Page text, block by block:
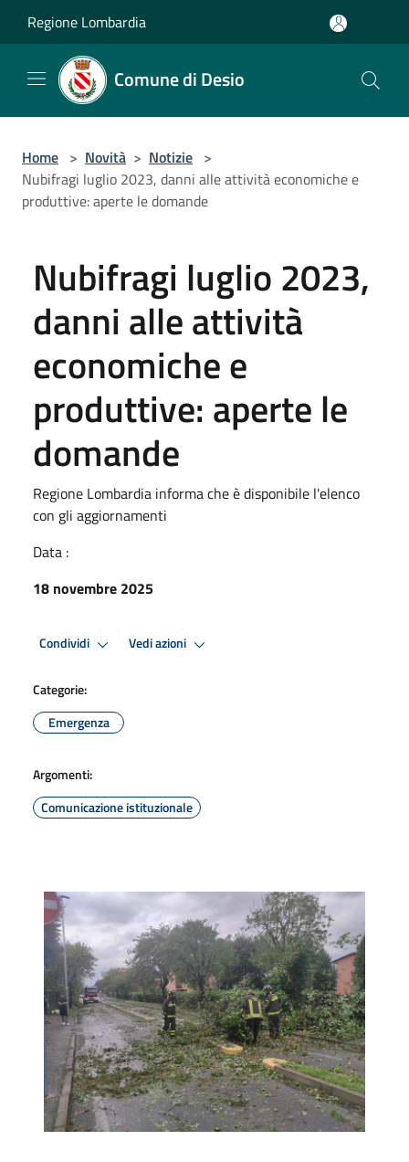
Regione Lombardia
Comune di Desio
Home > Novità > Notizie >
Nubifragi luglio 2023, danni alle attività economiche e
produttive: aperte le domande
Nubifragi luglio 2023,
danni alle attività
economiche e
produttive: aperte le
domande
Regione Lombardia informa che è disponibile l'elenco
con gli aggiornamenti
Data :
18 novembre 2025
Condividi Vedi azioni
Categorie:
Emergenza
Argomenti:
Comunicazione istituzionale